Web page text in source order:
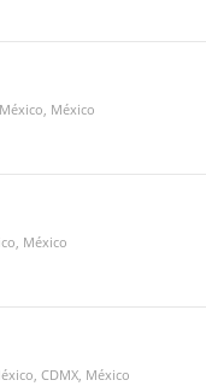
México
México
CDMX, México